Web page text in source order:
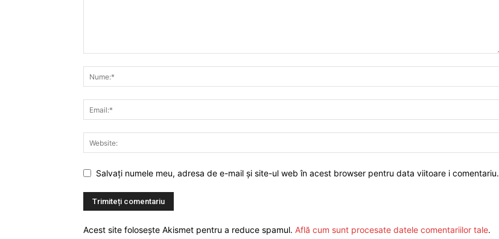
Salvați numele meu, adresa de e-mail și site-ul web în acest browser pentru data viitoare i comentariu.
Acest site folosește Akismet pentru a reduce spamul. Află cum sunt procesate datele comentariilor tale.